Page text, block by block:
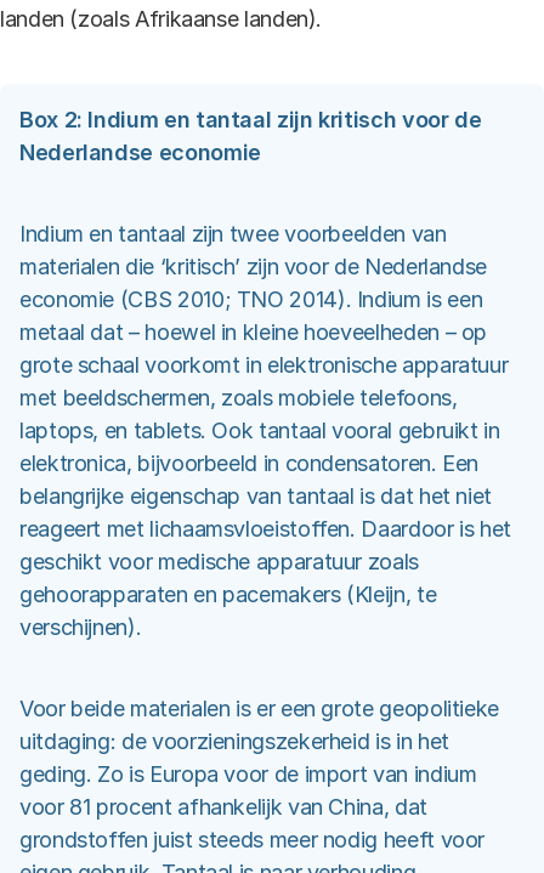
landen (zoals Afrikaanse landen).
Box 2: Indium en tantaal zijn kritisch voor de
Nederlandse economie
Indium en tantaal zijn twee voorbeelden van
materialen die ‘kritisch’ zijn voor de Nederlandse
economie (CBS 2010; TNO 2014). Indium is een
metaal dat – hoewel in kleine hoeveelheden – op
grote schaal voorkomt in elektronische apparatuur
met beeldschermen, zoals mobiele telefoons,
laptops, en tablets. Ook tantaal vooral gebruikt in
elektronica, bijvoorbeeld in condensatoren. Een
belangrijke eigenschap van tantaal is dat het niet
reageert met lichaamsvloeistoffen. Daardoor is het
geschikt voor medische apparatuur zoals
gehoorapparaten en pacemakers (Kleijn, te
verschijnen).
Voor beide materialen is er een grote geopolitieke
uitdaging: de voorzieningszekerheid is in het
geding. Zo is Europa voor de import van indium
voor 81 procent afhankelijk van China, dat
grondstoffen juist steeds meer nodig heeft voor